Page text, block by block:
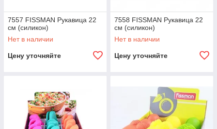
7557 FISSMAN Рукавица 22
см (силикон)
Нет в наличии
Цену уточняйте
7558 FISSMAN Рукавица 22
см (силикон)
Нет в наличии
Цену уточняйте